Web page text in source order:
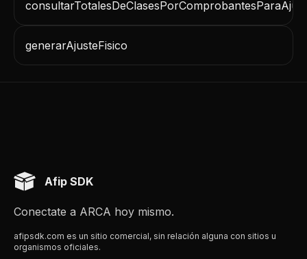
generarAjusteFisico
Afip SDK
Conectate a ARCA hoy mismo.
afipsdk.com es un sitio comercial, sin relación alguna con sitios u
organismos oficiales.